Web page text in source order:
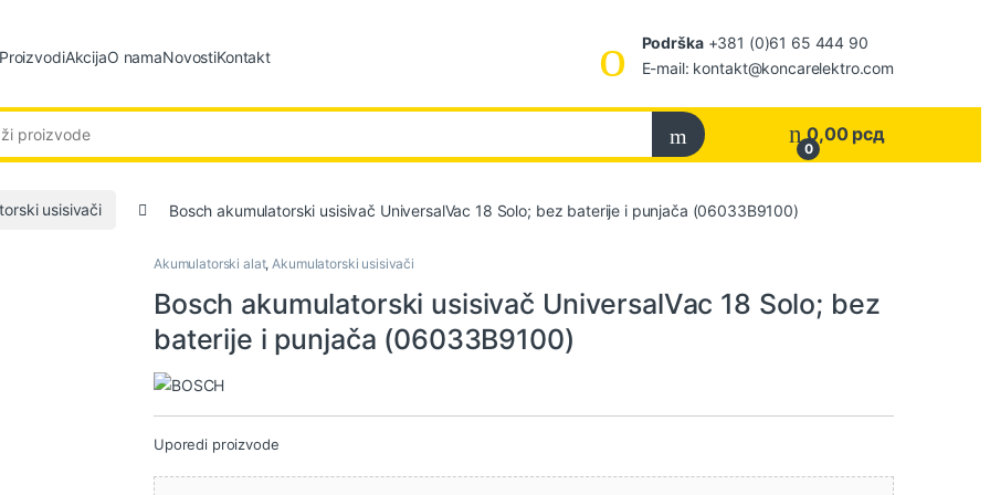
ProizvodiAkcijaO namaNovostiKontakt
Podrška+381 (0)61 65 444 90
E-mail: kontakt@koncarelektro.com
0
0,00 рсд
usisivači Bosch akumulatorski usisivač UniversalVac 18 Solo; bez baterije i punjača (06033B9100)
Akumulatorski alat, Akumulatorski usisivači
Bosch akumulatorski usisivač UniversalVac 18 Solo; bez
baterije i punjača (06033B9100)
Uporedi proizvode